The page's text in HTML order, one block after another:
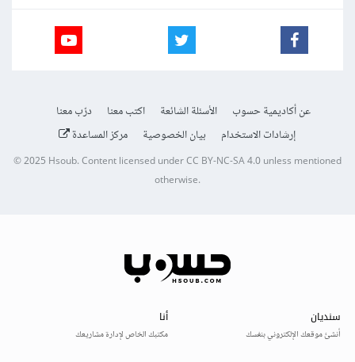
عن أكاديمية حسوب الأسئلة الشائعة اكتب معنا
درّب معنا
إرشادات الاستخدام
بيان الخصوصية مركز المساعدة
© 2025Hsoub.Content licensed underCC BY-NC-SA 4.0unless mentioned
otherwise.